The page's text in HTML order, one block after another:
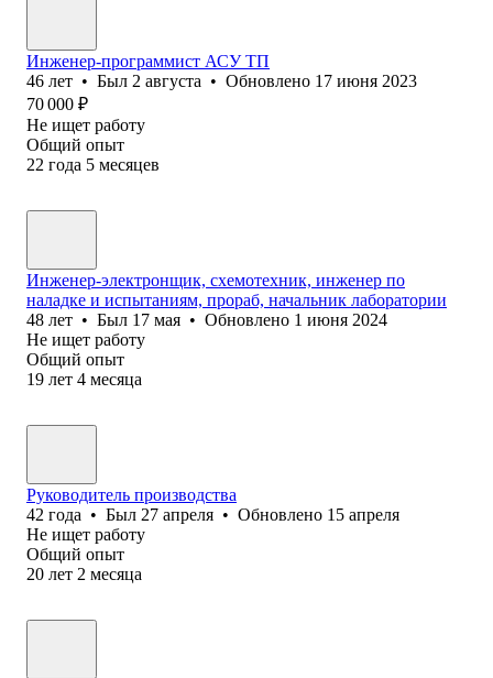
Инженер-программист АСУ ТП
46 лет • Был 2 августа • Обновлено 17 июня 2023
70 000 ₽
Не ищет работу
Общий опыт
22 года 5 месяцев
Инженер-электронщик, схемотехник, инженер по
наладке и испытаниям, прораб, начальник лаборатории
48 лет • Был 17 мая • Обновлено 1 июня 2024
Не ищет работу
Общий опыт
19 лет 4 месяца
Руководитель производства
42 года • Был 27 апреля • Обновлено 15 апреля
Не ищет работу
Общий опыт
20 лет 2 месяца